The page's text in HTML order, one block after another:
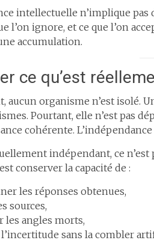
intellectuelle n’implique
l’on ignore, et ce que l’on
accumulation.
ce qu’est
aucun organisme n’est isolé.
Pourtant, elle n’est pas
cohérente.
indépendant, ce n’est
conserver la capacité de :
les réponses obtenues,
sources,
les angles morts,
l’incertitude sans la combler